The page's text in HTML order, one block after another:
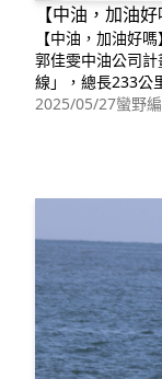
【中油，加油
【中油，加油
郭佳雯中油公司
線」，總長233公
8月通過環評，順
月12日於苗栗縣
線」海洋野生動
2025/05/27蠻野